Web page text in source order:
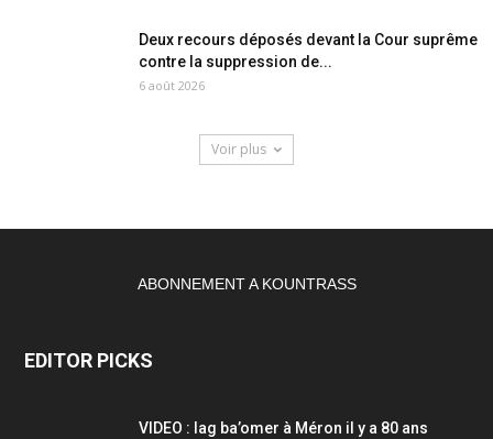
Deux recours déposés devant la Cour suprême
contre la suppression de...
6 août 2026
Voir plus
ABONNEMENT A KOUNTRASS
EDITOR PICKS
VIDEO : lag ba’omer à Méron il y a 80 ans